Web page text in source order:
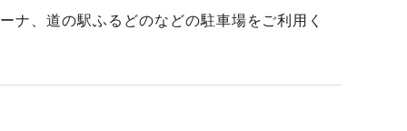
ナ、道の駅ふるどのなどの駐車場をご利用く